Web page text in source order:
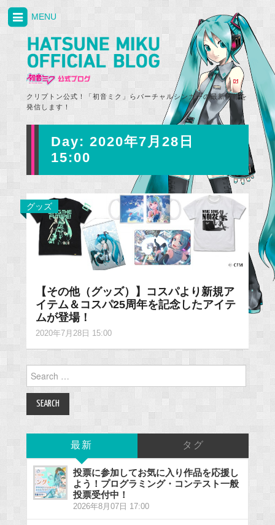
クリプトン公式！「初音ミク」らバーチャルシンガーの最新情報を
発信します！
MENU
Day: 2020年7月28日
15:00
グッズ
【その他（グッズ）】コスパより新規ア
イテム＆コスパ25周年を記念したアイテ
ムが登場！
2020年7月28日 15:00
for:
最新 タグ
投票に参加してお気に入り作品を応援し
よう！プログラミング・コンテスト一般
投票受付中！
2026年8月07日 17:00